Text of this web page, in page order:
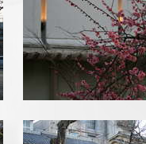
img_6563.jpg